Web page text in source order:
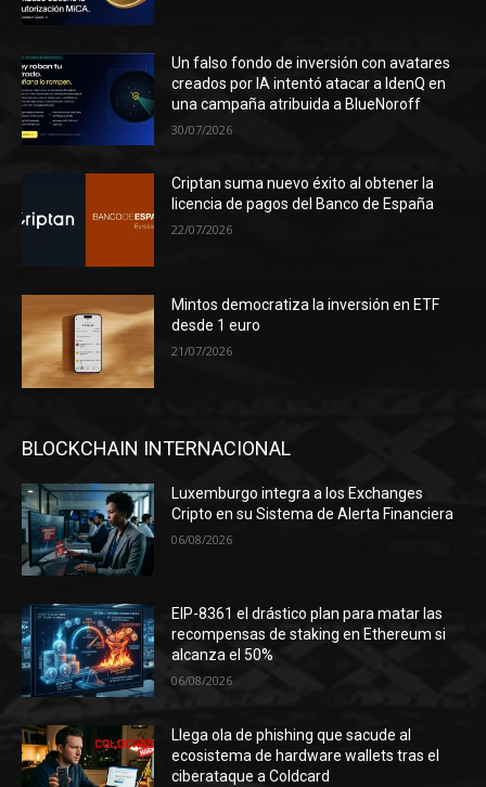
Un falso fondo de inversión con avatares
creados por IA intentó atacar a IdenQ en
una campaña atribuida a BlueNoroff
30/07/2026
Criptan suma nuevo éxito al obtener la
licencia de pagos del Banco de España
22/07/2026
Mintos democratiza la inversión en ETF
desde 1 euro
21/07/2026
BLOCKCHAIN INTERNACIONAL
Luxemburgo integra a los Exchanges
Cripto en su Sistema de Alerta Financiera
06/08/2026
EIP-8361 el drástico plan para matar las
recompensas de staking en Ethereum si
alcanza el 50%
06/08/2026
Llega ola de phishing que sacude al
ecosistema de hardware wallets tras el
ciberataque a Coldcard